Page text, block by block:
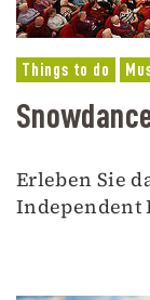
Things to do
Erleben Sie
Independent